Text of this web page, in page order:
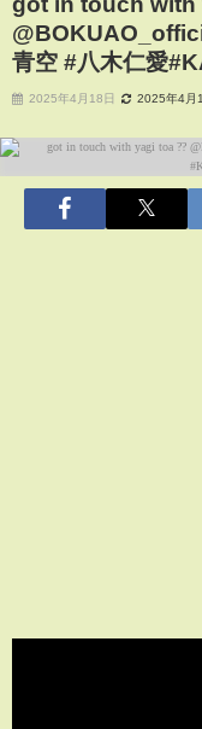
青空 #八木仁愛
2025年4月18日 2025年4月